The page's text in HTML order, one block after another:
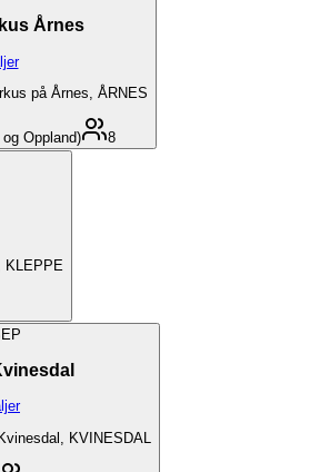
Årnes
på Årnes, ÅRNES
Oppland)
8
KVINESDAL